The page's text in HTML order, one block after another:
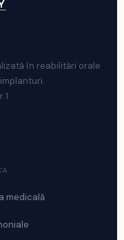
în reabilitări orale
1.
medicală